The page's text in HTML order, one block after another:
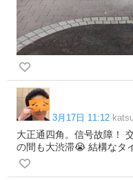
3月17日 11:12
大正通四角。信号故障！
の間も大渋滞😭 結構なタ